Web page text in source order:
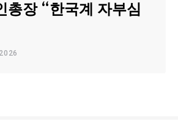
총장 “한국계 자부심